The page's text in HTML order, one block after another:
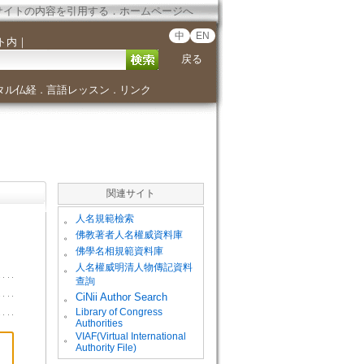
イトの内容を引用する．ホームページへ
内 ｜ 中 EN
戻る
ル仏経． 言語レッスン ． リンク
関連サイト
。 人名規範檢索
。 佛教著者人名權威資料庫
。 佛學名相規範資料庫
。
人名權威明清人物傳記資料
查詢
。
CiNii Author Search
。
Library of Congress
Authorities
。
VIAF(Virtual International
Authority File)